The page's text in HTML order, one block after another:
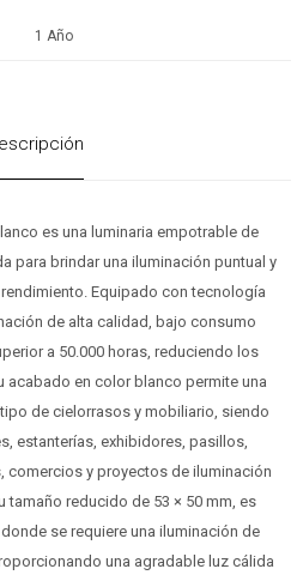
1 Año
es una luminaria empotrable de
para brindar una iluminación puntual y
Equipado con tecnología
de alta calidad, bajo consumo
a 50.000 horas, reduciendo los
acabado en color blanco permite una
de cielorrasos y mobiliario, siendo
estanterías, exhibidores, pasillos,
comercios y proyectos de iluminación
tamaño reducido de 53 × 50 mm, es
se requiere una iluminación de
una agradable luz cálida